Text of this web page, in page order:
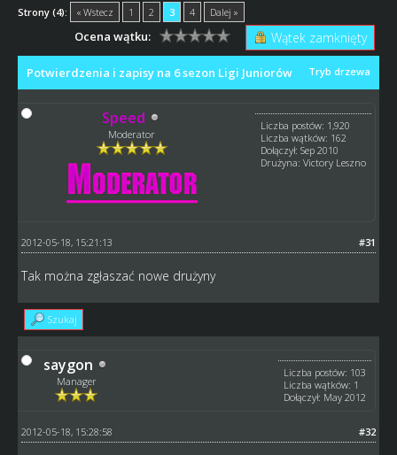
Strony (4): « Wstecz 1 2 3 4 Dalej »
Wątek zamknięty
Ocena wątku:
Tryb drzewa
Potwierdzenia i zapisy na 6 sezon Ligi Juniorów
Speed
Moderator
Liczba postów: 1,920
Liczba wątków: 162
Dołączył: Sep 2010
Drużyna: Victory Leszno
#31
2012-05-18, 15:21:13
Tak można zgłaszać nowe drużyny
Szukaj
saygon
Manager
Liczba postów: 103
Liczba wątków: 1
Dołączył: May 2012
#32
2012-05-18, 15:28:58